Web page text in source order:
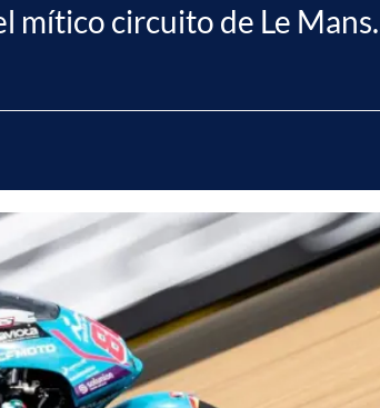
mítico circuito de Le Mans.